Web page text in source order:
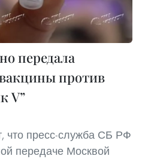
передала
против
V”
что пресс-служба СБ РФ
передаче Москвой